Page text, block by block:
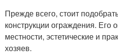
Прежде всего, стоит
конструкции ограждения. Его
местности, эстетические и
хозяев.